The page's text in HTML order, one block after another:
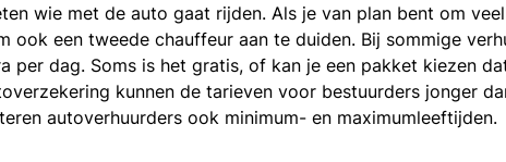
wie met de auto gaat rijden. Als je van plan bent om
ook een tweede chauffeur aan te duiden. Bij sommige
per dag. Soms is het gratis, of kan je een pakket kiezen
kunnen de tarieven voor bestuurders jonger
autoverhuurders ook minimum- en maximumleeftijden.